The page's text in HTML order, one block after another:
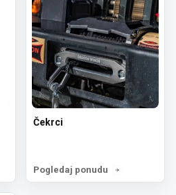
Čekrci
Pogledaj ponudu